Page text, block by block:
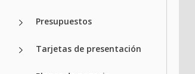
Presupuestos
Tarjetas de presentación